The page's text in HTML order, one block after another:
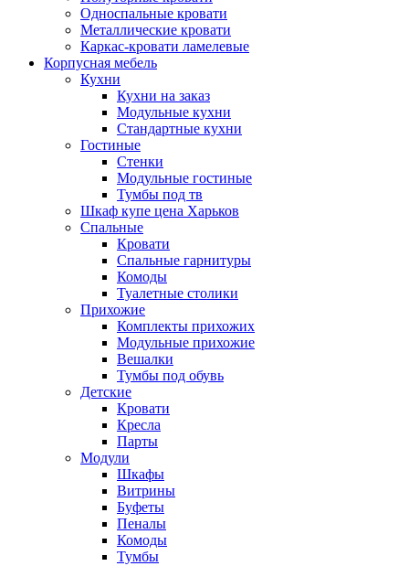
Односпальные кровати
Металлические кровати
Каркас-кровати ламелевые
Корпусная мебель
Кухни
Кухни на заказ
Модульные кухни
Стандартные кухни
Гостиные
Стенки
Модульные гостиные
Тумбы под тв
Шкаф купе цена Харьков
Спальные
Кровати
Спальные гарнитуры
Комоды
Туалетные столики
Прихожие
Комплекты прихожих
Модульные прихожие
Вешалки
Тумбы под обувь
Детские
Кровати
Кресла
Парты
Модули
Шкафы
Витрины
Буфеты
Пеналы
Комоды
Тумбы